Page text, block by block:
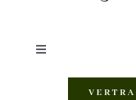
Toggle